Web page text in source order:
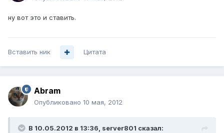
ну вот это и ставить.
Вставить ник Цитата
Abram
Опубликовано 10 мая, 2012
В 10.05.2012 в 13:36, server801 сказал: